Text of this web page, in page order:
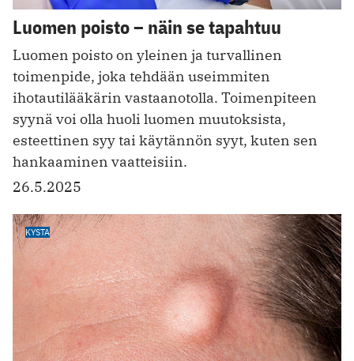
Luomen poisto – näin se tapahtuu
Luomen poisto on yleinen ja turvallinen
toimenpide, joka tehdään useimmiten
ihotautilääkärin vastaanotolla. Toimenpiteen
syynä voi olla huoli luomen muutoksista,
esteettinen syy tai käytännön syyt, kuten sen
hankaaminen vaatteisiin.
26.5.2025
KYSTA